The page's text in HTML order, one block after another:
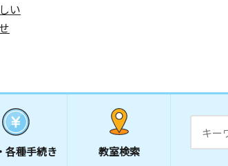
い
各種手続き 教室検索